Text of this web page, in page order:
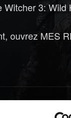
3:
ouvrez MES